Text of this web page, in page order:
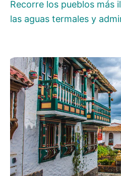
Recorre los pueblos más
las aguas termales y